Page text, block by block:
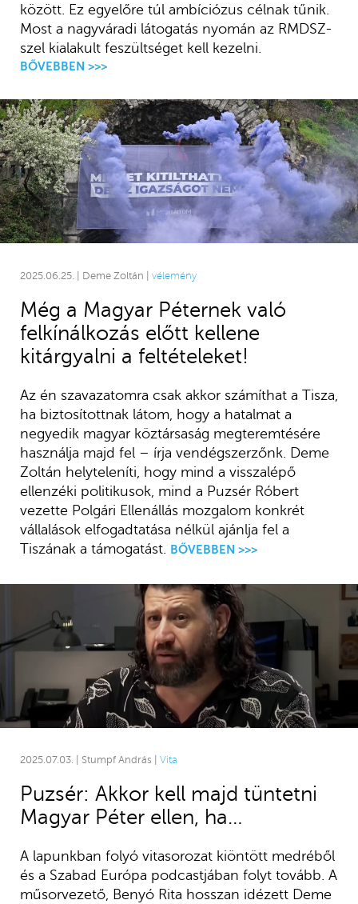
2025.07.03. | Stumpf András | Vita
Puzsér: Akkor kell majd tüntetni
Magyar Péter ellen, ha…
A lapunkban folyó vitasorozat kiöntött medréből
és a Szabad Európa podcastjában folyt tovább. A
műsorvezető, Benyó Rita hosszan idézett Deme
2025.06.25. | Deme Zoltán | vélemény
Még a Magyar Péternek való
felkínálkozás előtt kellene
kitárgyalni a feltételeket!
Az én szavazatomra csak akkor számíthat a Tisza,
ha biztosítottnak látom, hogy a hatalmat a
negyedik magyar köztársaság megteremtésére
használja majd fel – írja vendégszerzőnk. Deme
Zoltán helyteleníti, hogy mind a visszalépő
ellenzéki politikusok, mind a Puzsér Róbert
vezette Polgári Ellenállás mozgalom konkrét
vállalások elfogadtatása nélkül ajánlja fel a
Tiszának a támogatást.
BŐVEBBEN >>>
között. Ez egyelőre túl ambíciózus célnak tűnik.
Most a nagyváradi látogatás nyomán az RMDSZ-
szel kialakult feszültséget kell kezelni.
BŐVEBBEN >>>